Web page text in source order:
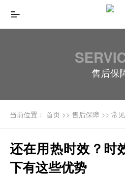
售后保
当前位置： 首页>> 售后保障 >> 常
还在用热时效？时
下有这些优势